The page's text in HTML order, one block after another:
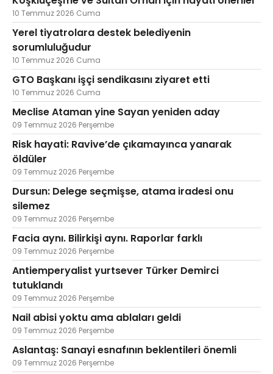
10 Temmuz 2026 Cuma
Yerel tiyatrolara destek belediyenin
sorumluluğudur
10 Temmuz 2026 Cuma
GTO Başkanı işçi sendikasını ziyaret etti
10 Temmuz 2026 Cuma
Meclise Ataman yine Sayan yeniden aday
09 Temmuz 2026 Perşembe
Risk hayati: Ravive’de çıkamayınca yanarak
öldüler
09 Temmuz 2026 Perşembe
Dursun: Delege seçmişse, atama iradesi onu
silemez
09 Temmuz 2026 Perşembe
Facia aynı. Bilirkişi aynı. Raporlar farklı
09 Temmuz 2026 Perşembe
Antiemperyalist yurtsever Türker Demirci
tutuklandı
09 Temmuz 2026 Perşembe
Nail abisi yoktu ama ablaları geldi
09 Temmuz 2026 Perşembe
Aslantaş: Sanayi esnafının beklentileri önemli
09 Temmuz 2026 Perşembe